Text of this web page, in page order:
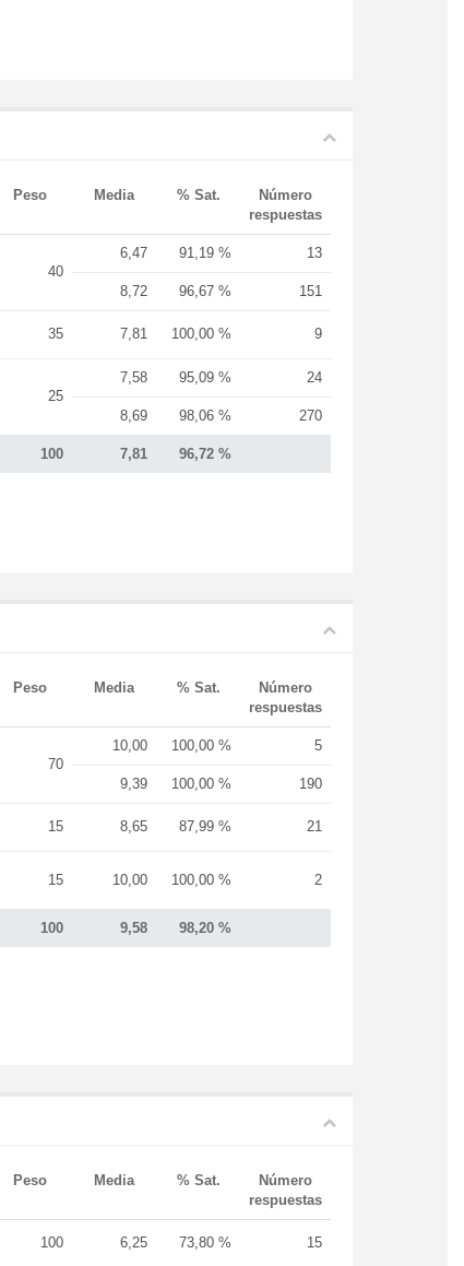
Peso Media % Sat.
Número
respuestas
100 7,81 96,72 %
40
6,47 91,19 % 13
8,72 96,67 % 151
35 7,81 100,00 % 9
25
7,58 95,09 % 24
8,69 98,06 % 270
Peso Media % Sat.
Número
respuestas
100 9,58 98,20 %
70
10,00 100,00 % 5
9,39 100,00 % 190
15 8,65 87,99 % 21
15 10,00 100,00 % 2
Peso Media % Sat.
Número
respuestas
100 6,25 73,80 % 15